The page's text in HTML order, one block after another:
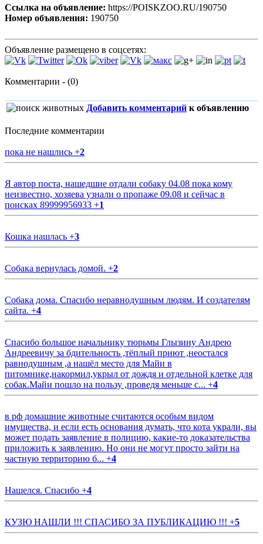
Ссылка на объявление: https://POISKZOO.RU/190750
Номер объявления: 190750
Объявление размещено в соцсетях:
Комментарии - (0)
Добавить комментарий к объявлению
Последние комментарии
пока не нашлись +2
Я автор поста, нашедшие отдали собаку 04.08 пока кому
неизвестно, хозяева узнали о пропаже 09.08 и сейчас в
поисках 89999956933 +1
Кошка нашлась +3
Собака вернулась домой. +2
Собака дома. Спасибо неравнодушным людям. И создателям
сайта. +4
Спасибо большое начальнику тюрьмы Глызину Андрею
Андреевичу за бдительность ,тёплый приют ,неостался
равнодушным ,а нашёл место для Майи в
питомнике,накормил,укрыл от дождя и отдельной клетке для
собак.Майи пошло на пользу ,проведя меньше с... +4
в рф домашние животные считаются особым видом
имущества, и если есть основания думать, что кота украли, вы
может подать заявление в полицию, какие-то доказательства
приложить к заявлению. Но они не могут просто зайти на
частную территорию б... +4
Нашелся. Спасибо +4
КУЗЮ НАШЛИ !!! СПАСИБО ЗА ПУБЛИКАЦИЮ !!! +5